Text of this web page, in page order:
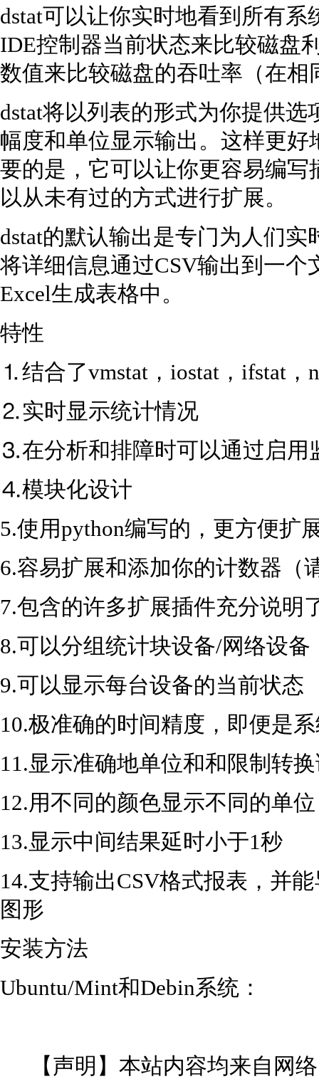
dstat可以让你实时地看到所有
IDE控制器当前状态来比较磁盘
数值来比较磁盘的吞吐率（在相
dstat将以列表的形式为你提供
幅度和单位显示输出。这样更
要的是，它可以让你更容易编
以从未有过的方式进行扩展。
dstat的默认输出是专门为人们
将详细信息通过CSV输出到一个
Excel生成表格中。
特性
⒈结合了vmstat，iostat，ifstat，
⒉实时显示统计情况
⒊在分析和排障时可以通过启用
⒋模块化设计
5.使用python编写的，更方便扩
6.容易扩展和添加你的计数器（
7.包含的许多扩展插件充分说明
8.可以分组统计块设备/网络设备
9.可以显示每台设备的当前状态
10.极准确的时间精度，即便是
11.显示准确地单位和和限制转
12.用不同的颜色显示不同的单位
13.显示中间结果延时小于1秒
14.支持输出CSV格式报表，并
图形
安装方法
Ubuntu/Mint和Debin系统：
【声明】本站内容均来自网